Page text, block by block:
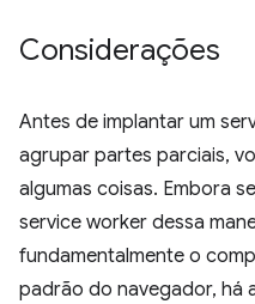
Considerações
Antes de implantar um
agrupar partes parciais,
algumas coisas. Embora
service worker dessa
fundamentalmente o
padrão do navegador, há